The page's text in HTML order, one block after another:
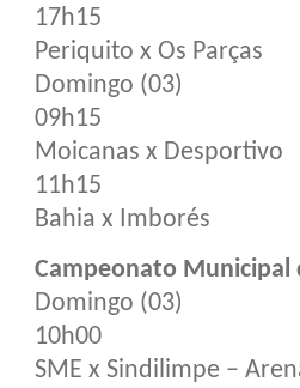
17h15
Periquito x Os Parças
Domingo (03)
09h15
Moicanas x Desportivo
11h15
Bahia x Imborés
Campeonato Municipal
Domingo (03)
10h00
SME x Sindilimpe –